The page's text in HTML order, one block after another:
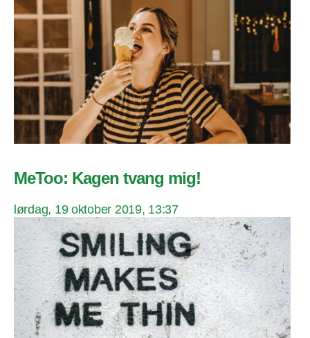
MeToo: Kagen tvang mig!
lørdag, 19 oktober 2019, 13:37